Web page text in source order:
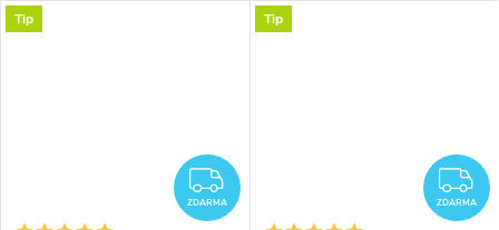
Tip
ZDARMA
ZDARMA
Tip
ZDARMA